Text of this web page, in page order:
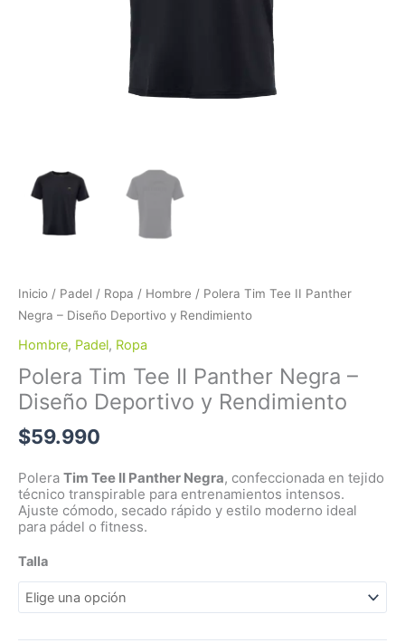
Inicio / Padel / Ropa / Hombre / Polera Tim Tee II Panther
Negra – Diseño Deportivo y Rendimiento
Hombre, Padel, Ropa
Polera Tim Tee II Panther Negra –
Diseño Deportivo y Rendimiento
$59.990
Polera Tim Tee II Panther Negra, confeccionada en tejido
técnico transpirable para entrenamientos intensos.
Ajuste cómodo, secado rápido y estilo moderno ideal
para pádel o fitness.
Talla